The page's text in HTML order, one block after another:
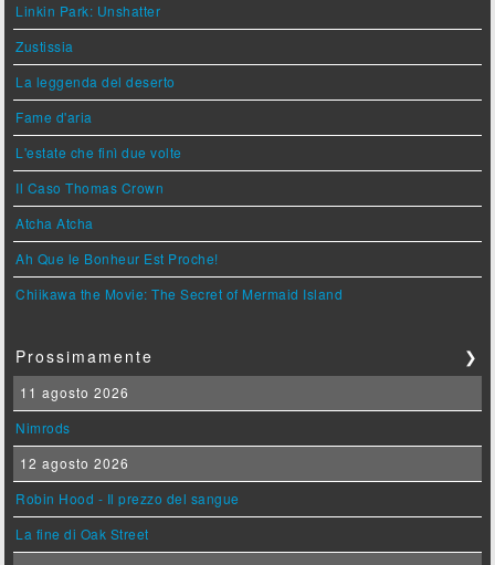
Linkin Park: Unshatter
Zustissia
La leggenda del deserto
Fame d'aria
L'estate che finì due volte
Il Caso Thomas Crown
Atcha Atcha
Ah Que le Bonheur Est Proche!
Chiikawa the Movie: The Secret of Mermaid Island
Prossimamente ❯
11 agosto 2026
Nimrods
12 agosto 2026
Robin Hood - Il prezzo del sangue
La fine di Oak Street